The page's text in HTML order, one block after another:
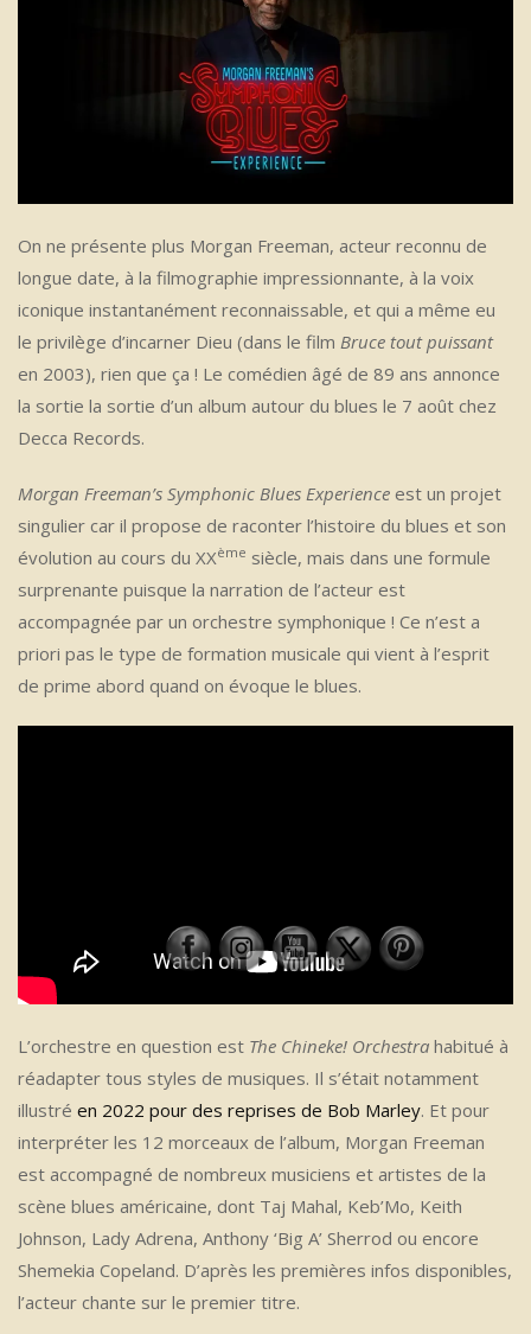
On ne présente plus Morgan Freeman, acteur reconnu de
longue date, à la filmographie impressionnante, à la voix
iconique instantanément reconnaissable, et qui a même eu
le privilège d’incarner Dieu (dans le film Bruce tout puissant
en 2003), rien que ça ! Le comédien âgé de 89 ans annonce
la sortie la sortie d’un album autour du blues le 7 août chez
Decca Records.
Morgan Freeman’s Symphonic Blues Experience est un projet
singulier car il propose de raconter l’histoire du blues et son
évolution au cours du XXème siècle, mais dans une formule
surprenante puisque la narration de l’acteur est
accompagnée par un orchestre symphonique ! Ce n’est a
priori pas le type de formation musicale qui vient à l’esprit
de prime abord quand on évoque le blues.
L’orchestre en question est The Chineke! Orchestra habitué à
réadapter tous styles de musiques. Il s’était notamment
illustré en 2022 pour des reprises de Bob Marley. Et pour
interpréter les 12 morceaux de l’album, Morgan Freeman
est accompagné de nombreux musiciens et artistes de la
scène blues américaine, dont Taj Mahal, Keb’Mo, Keith
Johnson, Lady Adrena, Anthony ‘Big A’ Sherrod ou encore
Shemekia Copeland. D’après les premières infos disponibles,
l’acteur chante sur le premier titre.